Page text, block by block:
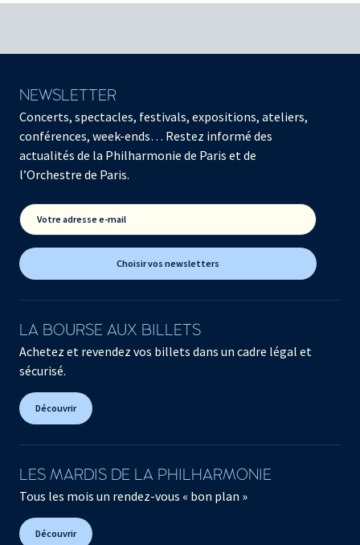
NEWSLETTER
Concerts, spectacles, festivals, expositions, ateliers,
conférences, week-ends… Restez informé des
actualités de la Philharmonie de Paris et de
l’Orchestre de Paris.
Votre adresse e-mail
Choisir vos newsletters
LA BOURSE AUX BILLETS
Achetez et revendez vos billets dans un cadre légal et
sécurisé.
Découvrir
LES MARDIS DE LA PHILHARMONIE
Tous les mois un rendez-vous « bon plan »
Découvrir